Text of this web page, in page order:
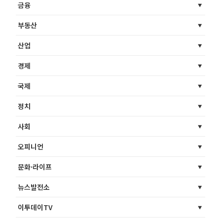
금융
부동산
산업
경제
국제
정치
사회
오피니언
문화·라이프
뉴스발전소
이투데이TV